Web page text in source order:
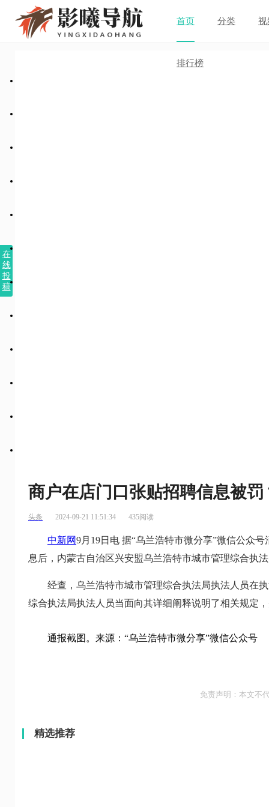
首页 分类 视
排行榜
在
线
投
稿
商户在店门口张贴招聘信息被
头条 2024-09-21 11:51:34 435阅读
中新网9月19日电 据“乌兰浩特市微分享”微信公众
息后，内蒙古自治区兴安盟乌兰浩特市城市管理综合执
经查，乌兰浩特市城市管理综合执法局执法人员在执
综合执法局执法人员当面向其详细阐释说明了相关规定
通报截图。来源：“乌兰浩特市微分享”微信公众号
免责声明：本文不
精选推荐